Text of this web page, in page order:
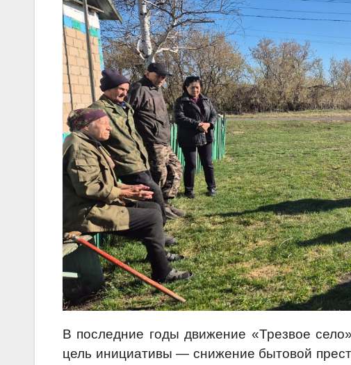
В последние годы движение «Трезвое
цель инициативы — снижение бытовой